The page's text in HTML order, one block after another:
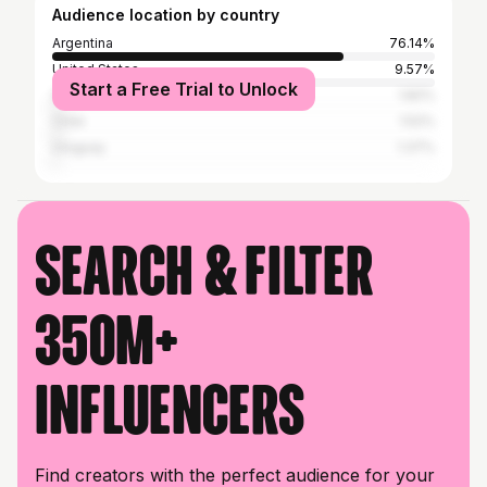
Audience location by country
Argentina
76.14%
United States
9.57%
Spain
Start a Free Trial to Unlock
Search & filter
350M+
influencers
Find creators with the perfect audience for your